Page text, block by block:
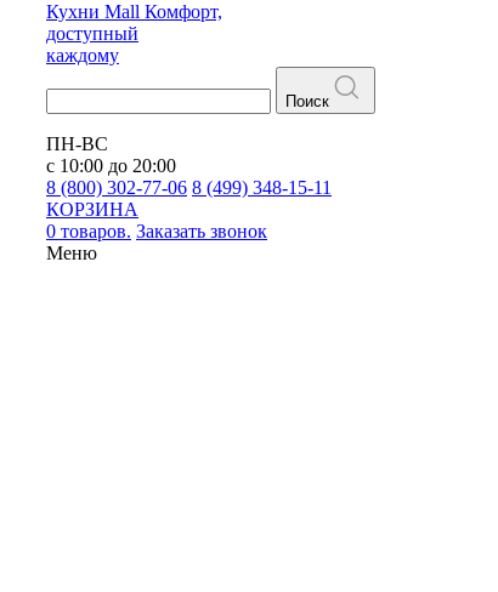
Кухни Mall Комфорт,
доступный
каждому
Поиск
ПН-ВС
с 10:00 до 20:00
8 (800) 302-77-06 8 (499) 348-15-11
КОРЗИНА
0 товаров. Заказать звонок
Меню